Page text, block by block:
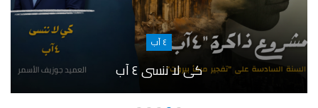
٤ آب
كي لا ننسى ٤ آب